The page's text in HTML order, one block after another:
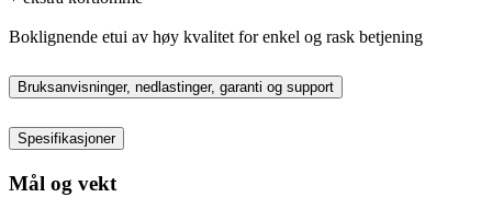
Boklignende etui av høy kvalitet for enkel og rask betjening
Bruksanvisninger, nedlastinger, garanti og support
Spesifikasjoner
Mål og vekt